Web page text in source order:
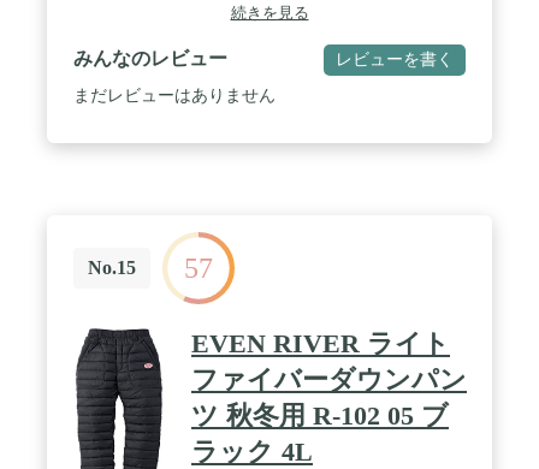
続きを見る
みんなのレビュー レビューを書く
まだレビューはありません
No.15 57
EVEN RIVER ライト
ファイバーダウンパン
ツ 秋冬用 R-102 05 ブ
ラック 4L